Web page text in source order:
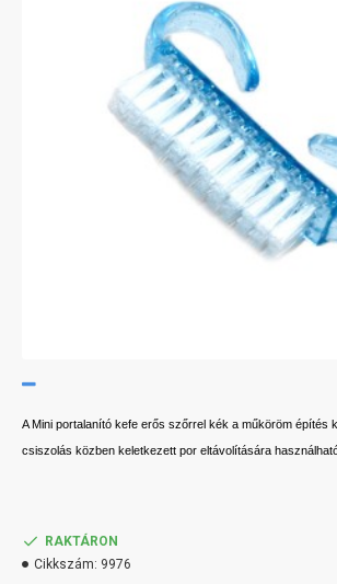
A Mini portalanító kefe erős szőrrel kék a műköröm építés
csiszolás közben keletkezett por eltávolítására
RAKTÁRON
Cikkszám: 9976